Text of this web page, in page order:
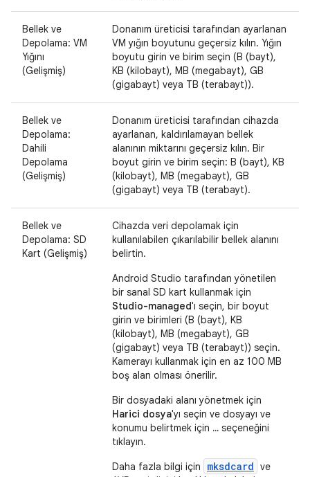
Bellek ve
Depolama: VM
Yığını
(Gelişmiş)
Donanım üreticisi tarafından ayarlanan
VM yığın boyutunu geçersiz kılın. Yığın
boyutu girin ve birim seçin (B (bayt),
KB (kilobayt), MB (megabayt), GB
(gigabayt) veya TB (terabayt)).
Bellek ve
Depolama:
Dahili
Depolama
(Gelişmiş)
Donanım üreticisi tarafından cihazda
ayarlanan, kaldırılamayan bellek
alanının miktarını geçersiz kılın. Bir
boyut girin ve birim seçin: B (bayt), KB
(kilobayt), MB (megabayt), GB
(gigabayt) veya TB (terabayt).
Bellek ve
Depolama: SD
Kart (Gelişmiş)
Cihazda veri depolamak için
kullanılabilen çıkarılabilir bellek alanını
belirtin.
Android Studio tarafından yönetilen
bir sanal SD kart kullanmak için
Studio-managed'ı seçin, bir boyut
girin ve birimleri (B (bayt), KB
(kilobayt), MB (megabayt), GB
(gigabayt) veya TB (terabayt)) seçin.
Kamerayı kullanmak için en az 100 MB
boş alan olması önerilir.
Bir dosyadaki alanı yönetmek için
Harici dosya'yı seçin ve dosyayı ve
konumu belirtmek için ... seçeneğini
tıklayın.
Daha fazla bilgi için
mksdcard ve